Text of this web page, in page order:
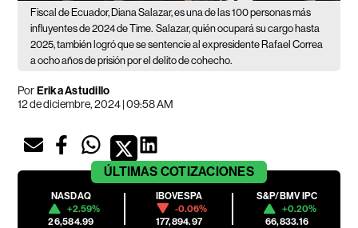
Fiscal de Ecuador, Diana Salazar, es una de las 100 personas más
influyentes de 2024 de Time. Salazar, quién ocupará su cargo hasta
2025, también logró que se sentencie al expresidente Rafael Correa
a ocho años de prisión por el delito de cohecho.
PorErika Astudillo
12 de diciembre, 2024 | 09:58 AM
ÚLTIMAS COTIZACIONES
NASDAQ
+2.59%
26,584.99
IBOVESPA
-0.06%
177,894.97
S&P/BMV IPC
+0.20%
66,833.16